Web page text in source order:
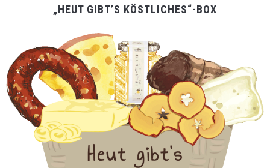
„HEUT GIBT’S KÖSTLICHES“-BOX